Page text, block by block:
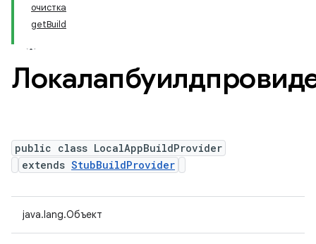
очистка
getBuild
public class LocalAppBuildProvider
extends StubBuildProvider
java.lang.Объект